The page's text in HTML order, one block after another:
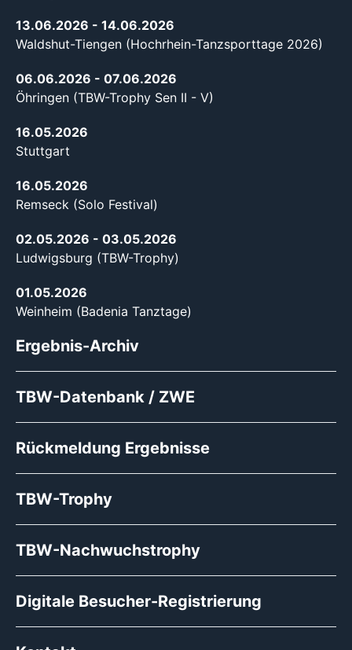
13.06.2026 - 14.06.2026
Waldshut-Tiengen (Hochrhein-Tanzsporttage 2026)
06.06.2026 - 07.06.2026
Öhringen (TBW-Trophy Sen II - V)
16.05.2026
Stuttgart
16.05.2026
Remseck (Solo Festival)
02.05.2026 - 03.05.2026
Ludwigsburg (TBW-Trophy)
01.05.2026
Weinheim (Badenia Tanztage)
Ergebnis-Archiv
TBW-Datenbank / ZWE
Rückmeldung Ergebnisse
TBW-Trophy
TBW-Nachwuchstrophy
Digitale Besucher-Registrierung